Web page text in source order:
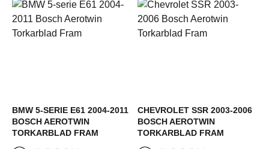
BMW 5-SERIE E61 2004-2011
BOSCH AEROTWIN
TORKARBLAD FRAM
CHEVROLET SSR 2003-2006
BOSCH AEROTWIN
TORKARBLAD FRAM